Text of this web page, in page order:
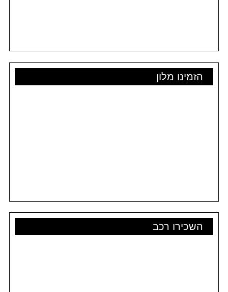
הזמינו מלון
השכירו רכב